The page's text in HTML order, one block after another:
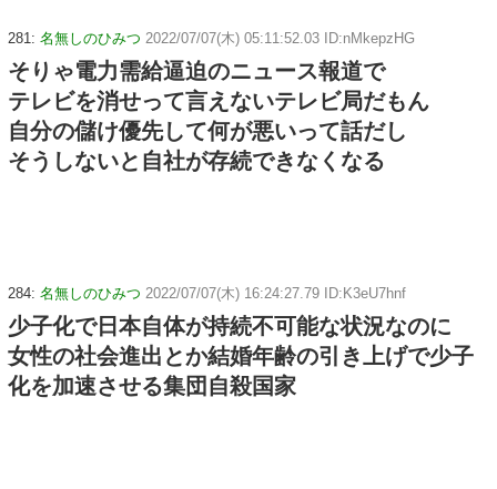
281: 名無しのひみつ 2022/07/07(木) 05:11:52.03 ID:nMkepzHG
そりゃ電力需給逼迫のニュース報道で
テレビを消せって言えないテレビ局だもん
自分の儲け優先して何が悪いって話だし
そうしないと自社が存続できなくなる
284: 名無しのひみつ 2022/07/07(木) 16:24:27.79 ID:K3eU7hnf
少子化で日本自体が持続不可能な状況なのに
女性の社会進出とか結婚年齢の引き上げで少子
化を加速させる集団自殺国家